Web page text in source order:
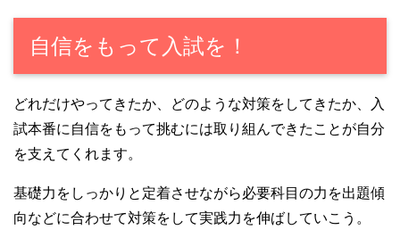
自信をもって入試を！
どれだけやってきたか、どのような対策をしてきたか、入
試本番に自信をもって挑むには取り組んできたことが自分
を支えてくれます。
基礎力をしっかりと定着させながら必要科目の力を出題傾
向などに合わせて対策をして実践力を伸ばしていこう。